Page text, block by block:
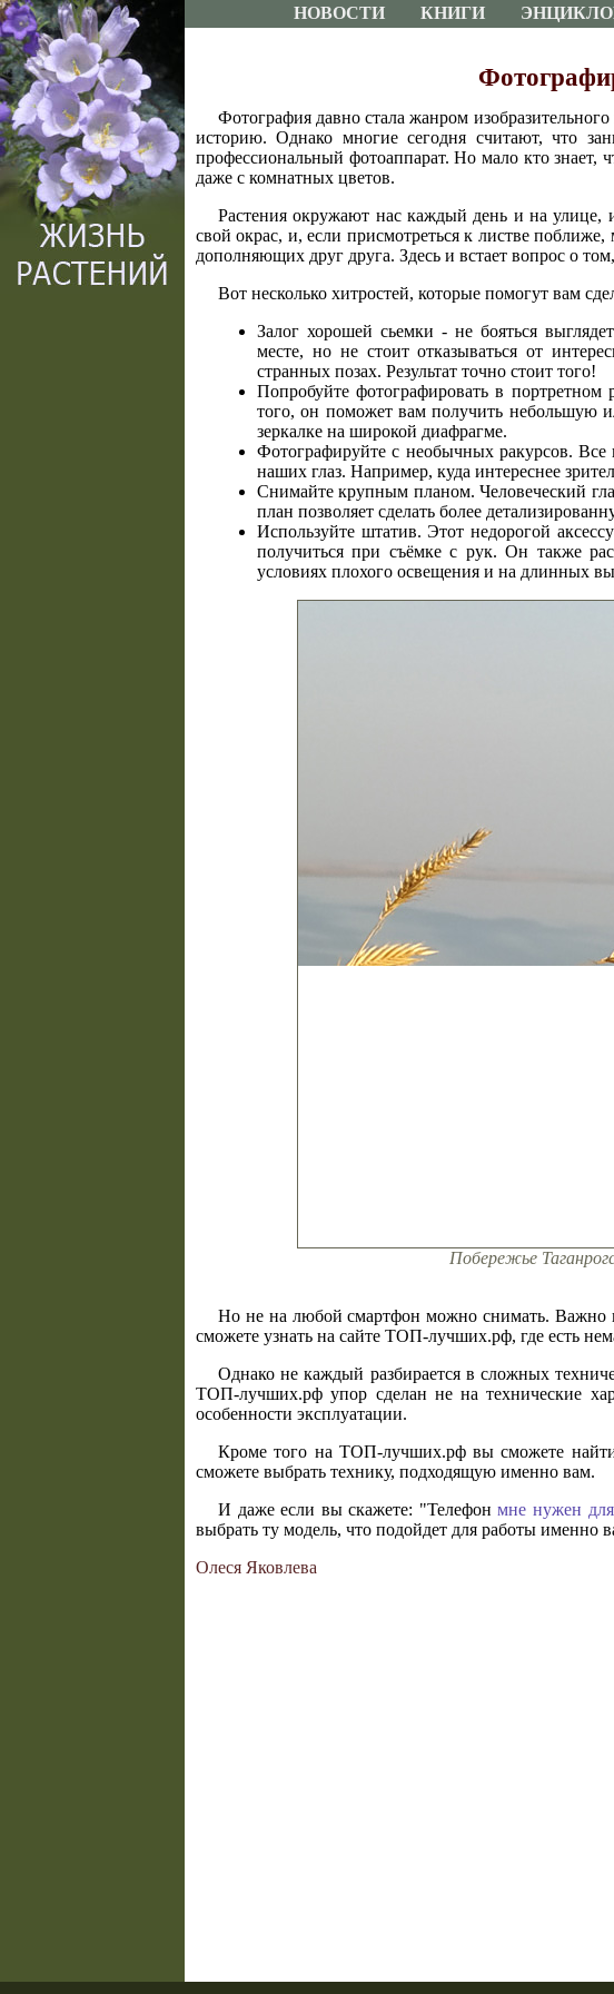
НОВОСТИ КНИГИ
Фотография давно стала жанром
историю. Однако многие сегодня считают, что
профессиональный фотоаппарат. Но мало кто
даже с комнатных цветов.
Растения окружают нас каждый день и на
свой окрас, и, если присмотреться к листве
дополняющих друг друга. Здесь и встает вопрос о
Вот несколько хитростей, которые помогут вам
Залог хорошей сьемки - не бояться
месте, но не стоит отказываться от
странных позах. Результат точно стоит того!
Попробуйте фотографировать в
того, он поможет вам получить небольшую
зеркалке на широкой диафрагме.
Фотографируйте с необычных ракурсов. Все
наших глаз. Например, куда интереснее
Снимайте крупным планом. Человеческий
план позволяет сделать более
Используйте штатив. Этот недорогой
получиться при съёмке с рук. Он также
условиях плохого освещения и на длинных
Побережье
Но не на любой смартфон можно снимать. Важно
сможете узнать на сайте ТОП-лучших.рф, где есть
Однако не каждый разбирается в сложных
ТОП-лучших.рф упор сделан не на технические
особенности эксплуатации.
Кроме того на ТОП-лучших.рф вы сможете
сможете выбрать технику, подходящую именно вам.
И даже если вы скажете: "Телефонмне нужен
выбрать ту модель, что подойдет для работы именно
Олеся Яковлева